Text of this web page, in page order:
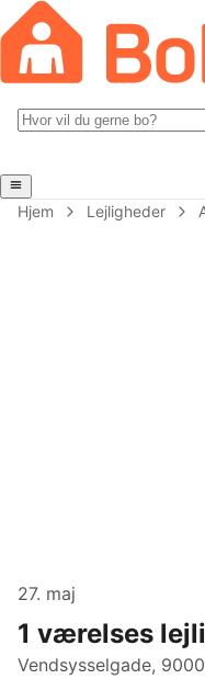
Hjem Lejligheder
27. maj
1 værelses
Vendsysselgade,